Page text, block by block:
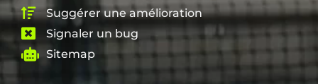
Suggérer une amélioration
Signaler un bug
Sitemap